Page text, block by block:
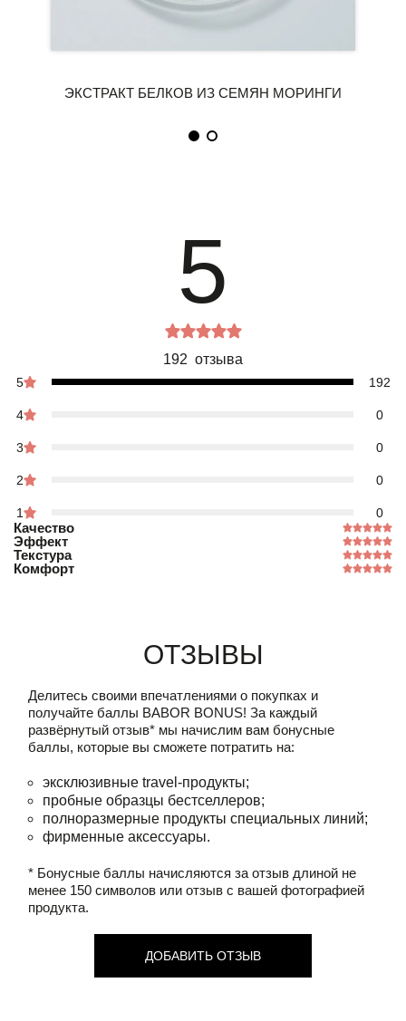
5
192 отзыва
5 192
4 0
3 0
2 0
1 0
Качество
Эффект
Текстура
Комфорт
Отзывы
Делитесь своими впечатлениями о покупках и
получайте баллы BABOR BONUS! За каждый
развёрнутый отзыв* мы начислим вам бонусные
баллы, которые вы сможете потратить на:
эксклюзивные travel-продукты;
пробные образцы бестселлеров;
полноразмерные продукты специальных линий;
фирменные аксессуары.
* Бонусные баллы начисляются за отзыв длиной не
менее 150 символов или отзыв с вашей фотографией
продукта.
ДОБАВИТЬ ОТЗЫВ